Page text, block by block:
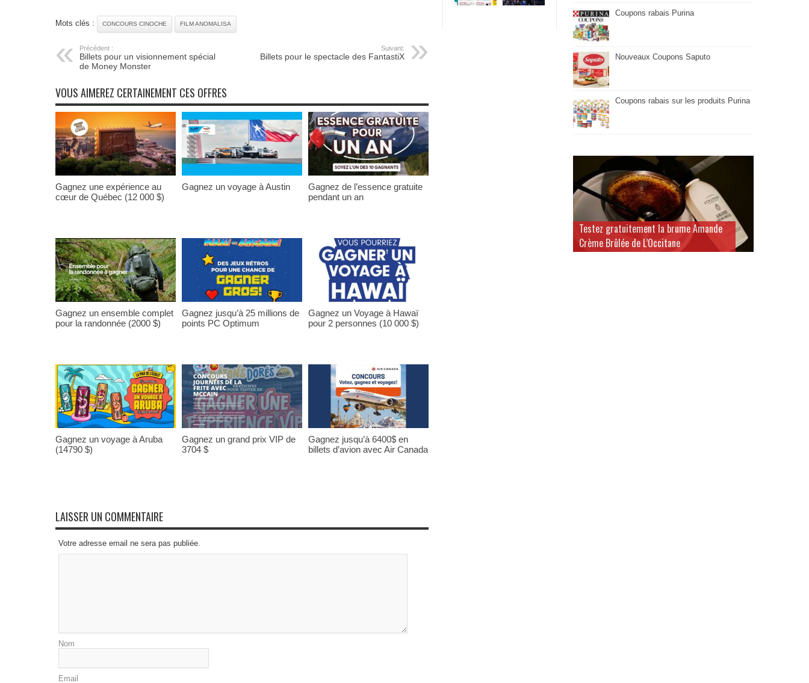
Mots clés : CONCOURS CINOCHE FILM ANOMALISA
Précédent :
Billets pour un visionnement spécial
de Money Monster
Suivant:
Billets pour le spectacle des FantastiX
VOUS AIMEREZ CERTAINEMENT CES OFFRES
Gagnez une expérience au
cœur de Québec (12 000 $)
Gagnez un voyage à Austin
Gagnez de l’essence gratuite
pendant un an
Gagnez un ensemble complet
pour la randonnée (2000 $)
Gagnez jusqu’à 25 millions de
points PC Optimum
Gagnez un Voyage à Hawaï
pour 2 personnes (10 000 $)
Gagnez un voyage à Aruba
(14790 $)
Gagnez un grand prix VIP de
3704 $
Gagnez jusqu’à 6400$ en
billets d’avion avec Air Canada
LAISSER UN COMMENTAIRE
Votre adresse email ne sera pas publiée.
Nom
Email
Coupons rabais Purina
Nouveaux Coupons Saputo
Coupons rabais sur les produits Purina
Testez gratuitement la brume Amande
Crème Brûlée de L’Occitane